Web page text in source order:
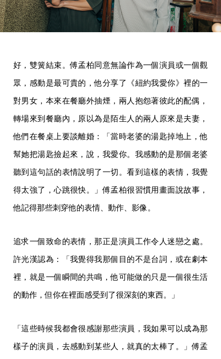
好，雙簧結束。傅孟柏同意無論作為一個演員或一個觀
眾，感動是最可貴的，他分享了《紐約我愛你》裡的一
對男女，本來在餐廳外抽煙，兩人抱怨著彼此的配偶，
轉場來到餐廳內，原以為是陌生人的兩人原來是夫妻，
他們在餐桌上要談離婚：「當時老婆的湯匙掉地上，他
幫她把湯匙撿起來，說，我愛你。我感動的是那個老婆
聽到這句話的表情說明了一切。看到這樣的表情，我覺
得太強了，心跳很快。」傅孟柏很習慣用畫面說故事，
他記得那些刺穿他的表情、動作、影像。
追求一個致命的表情，那正是演員工作令人迷戀之處。
許光漢認為：「我覺得我那個目的不是台詞，或在劇本
裡，就是一個瞬間的共鳴，他可能做的只是一個很生活
的動作，但你在裡面感受到了很深刻的東西。」
「這些時候我都會很感謝那些演員，我如果可以成為那
樣子的演員，去感動到某些人，就真的太棒了。」傅孟